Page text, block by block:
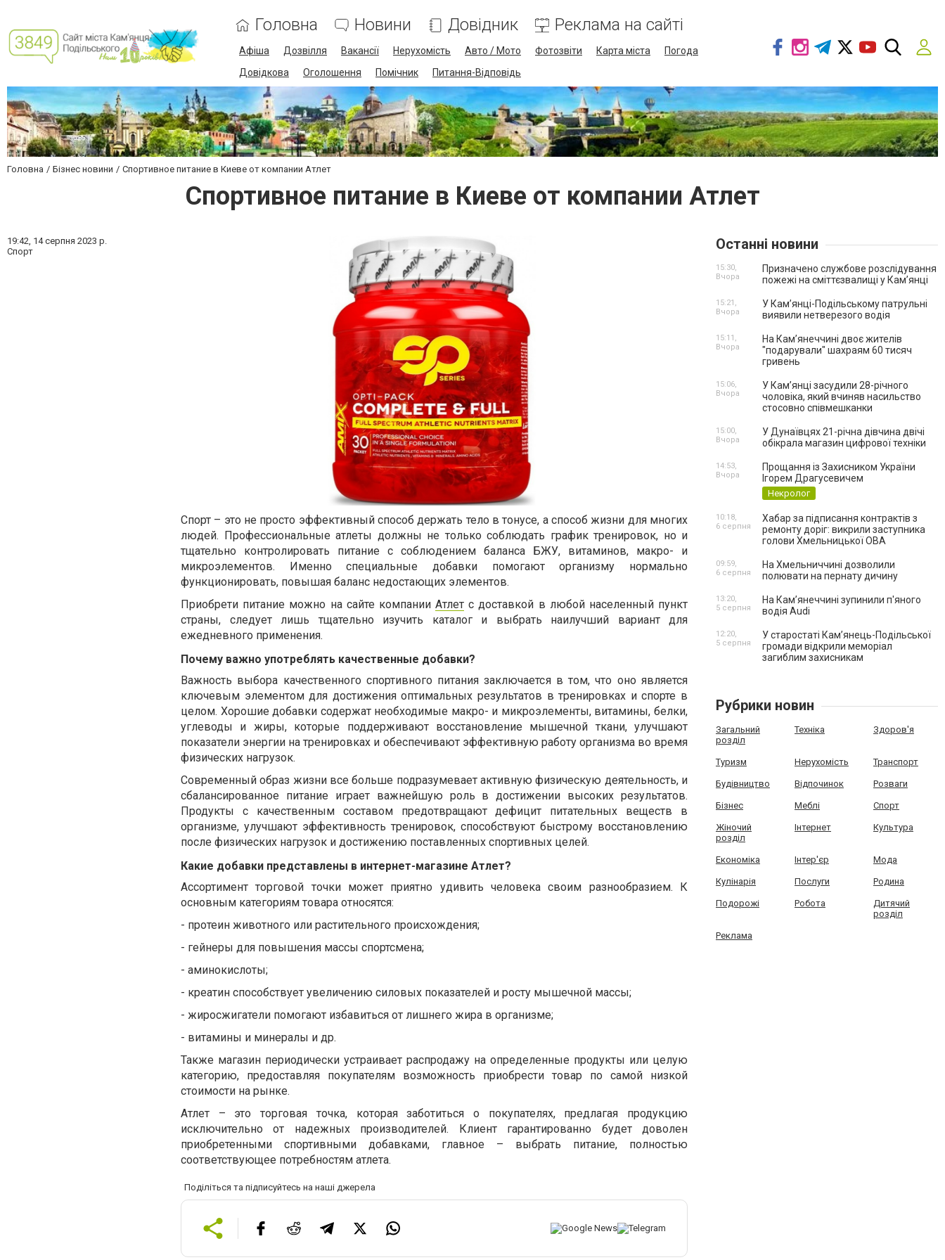
Головна Новини Довідник Реклама на сайті
Афіша Дозвілля Вакансії Нерухомість Авто / Мото Фотозвіти Карта міста
Погода
Довідкова
Оголошення Помічник Питання-Відповідь
Головна Бізнес новини Спортивное питание в Киеве от компании Атлет
Спортивное питание в Киеве от компании Атлет
19:42, 14 серпня 2023 р.
Спорт
Спорт – это не просто эффективный способ держать тело в тонусе, а способ жизни для многих
людей. Профессиональные атлеты должны не только соблюдать график тренировок, но и
тщательно контролировать питание с соблюдением баланса БЖУ, витаминов, макро- и
микроэлементов. Именно специальные добавки помогают организму нормально
функционировать, повышая баланс недостающих элементов.
Приобрети питание можно на сайте компании Атлет с доставкой в любой населенный пункт
страны, следует лишь тщательно изучить каталог и выбрать наилучший вариант для
ежедневного применения.
Почему важно употреблять качественные добавки?
Важность выбора качественного спортивного питания заключается в том, что оно является
ключевым элементом для достижения оптимальных результатов в тренировках и спорте в
целом. Хорошие добавки содержат необходимые макро- и микроэлементы, витамины, белки,
углеводы и жиры, которые поддерживают восстановление мышечной ткани, улучшают
показатели энергии на тренировках и обеспечивают эффективную работу организма во время
физических нагрузок.
Современный образ жизни все больше подразумевает активную физическую деятельность, и
сбалансированное питание играет важнейшую роль в достижении высоких результатов.
Продукты скачественным составом предотвращают дефицит питательных веществ в
организме, улучшают эффективность тренировок, способствуют быстрому восстановлению
после физических нагрузок и достижению поставленных спортивных целей.
Какие добавки представлены в интернет-магазине Атлет?
Ассортимент торговой точки может приятно удивить человека своим разнообразием. К
основным категориям товара относятся:
- протеин животного или растительного происхождения;
- гейнеры для повышения массы спортсмена;
- аминокислоты;
- креатин способствует увеличению силовых показателей и росту мышечной массы;
- жиросжигатели помогают избавиться от лишнего жира в организме;
- витамины и минералы и др.
Также магазин периодически устраивает распродажу на определенные продукты или целую
категорию, предоставляя покупателям возможность приобрести товар по самой низкой
стоимости на рынке.
Атлет – это торговая точка, которая заботиться о покупателях, предлагая продукцию
исключительно от надежных производителей. Клиент гарантированно будет доволен
приобретенными спортивными добавками, главное – выбрать питание, полностью
соответствующее потребностям атлета.
Поділіться та підписуйтесь на наші джерела
Останні новини
Призначено службове розслідування
пожежі на сміттєзвалищі у Кам’янці
15:30,
Вчора
У Кам’янці-Подільському патрульні
виявили нетверезого водія
15:21,
Вчора
На Камʼянеччині двоє жителів
"подарували" шахраям 60 тисяч
гривень
15:11,
Вчора
У Камʼянці засудили 28-річного
чоловіка, який вчиняв насильство
стосовно співмешканки
15:06,
Вчора
У Дунаївцях 21-річна дівчина двічі
обікрала магазин цифрової техніки
15:00,
Вчора
Прощання із Захисником України
Ігорем Драгусевичем
Некролог
14:53,
Вчора
Хабар за підписання контрактів з
ремонту доріг: викрили заступника
голови Хмельницької ОВА
10:18,
6 серпня
На Хмельниччині дозволили
полювати на пернату дичину
09:59,
6 серпня
На Камʼянеччині зупинили п'яного
водія Audi
13:20,
5 серпня
У старостаті Кам’янець-Подільської
громади відкрили меморіал
загиблим захисникам
12:20,
5 серпня
Рубрики новин
Загальний
розділ
Техніка Здоров'я
Туризм Нерухомість Транспорт
Будівництво Відпочинок Розваги
Бізнес Меблі Спорт
Жіночий
розділ
Інтернет Культура
Економіка Інтер'єр Мода
Кулінарія Послуги Родина
Подорожі Робота
Дитячий
розділ
Реклама